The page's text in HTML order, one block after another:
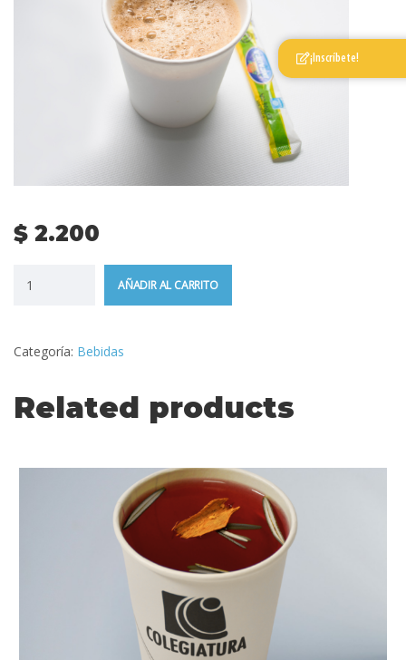
$ 2.200
AÑADIR AL CARRITO
Categoría: Bebidas
Related products
¡Inscríbete!